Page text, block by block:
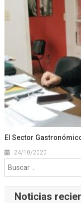
El Sector
24/10/2020
Noticias